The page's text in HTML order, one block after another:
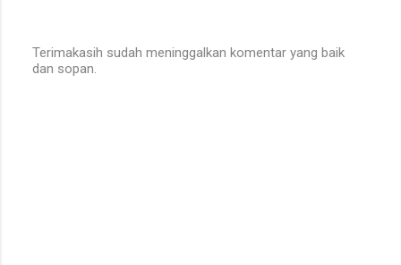
P
Terimakasih sudah meninggalkan komentar yang baik
dan sopan.